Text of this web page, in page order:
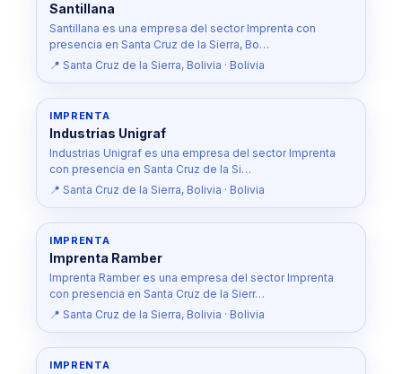
Santillana
Santillana es una empresa del sector Imprenta con
presencia en Santa Cruz de la Sierra, Bo…
📍 Santa Cruz de la Sierra, Bolivia · Bolivia
IMPRENTA
Industrias Unigraf
Industrias Unigraf es una empresa del sector Imprenta
con presencia en Santa Cruz de la Si…
📍 Santa Cruz de la Sierra, Bolivia · Bolivia
IMPRENTA
Imprenta Ramber
Imprenta Ramber es una empresa del sector Imprenta
con presencia en Santa Cruz de la Sierr…
📍 Santa Cruz de la Sierra, Bolivia · Bolivia
IMPRENTA